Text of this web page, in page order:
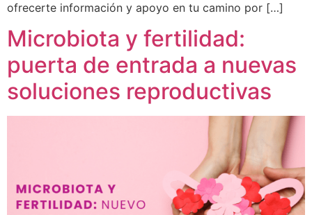
ofrecerte información y apoyo en tu camino por […]
Microbiota y fertilidad:
puerta de entrada a nuevas
soluciones reproductivas